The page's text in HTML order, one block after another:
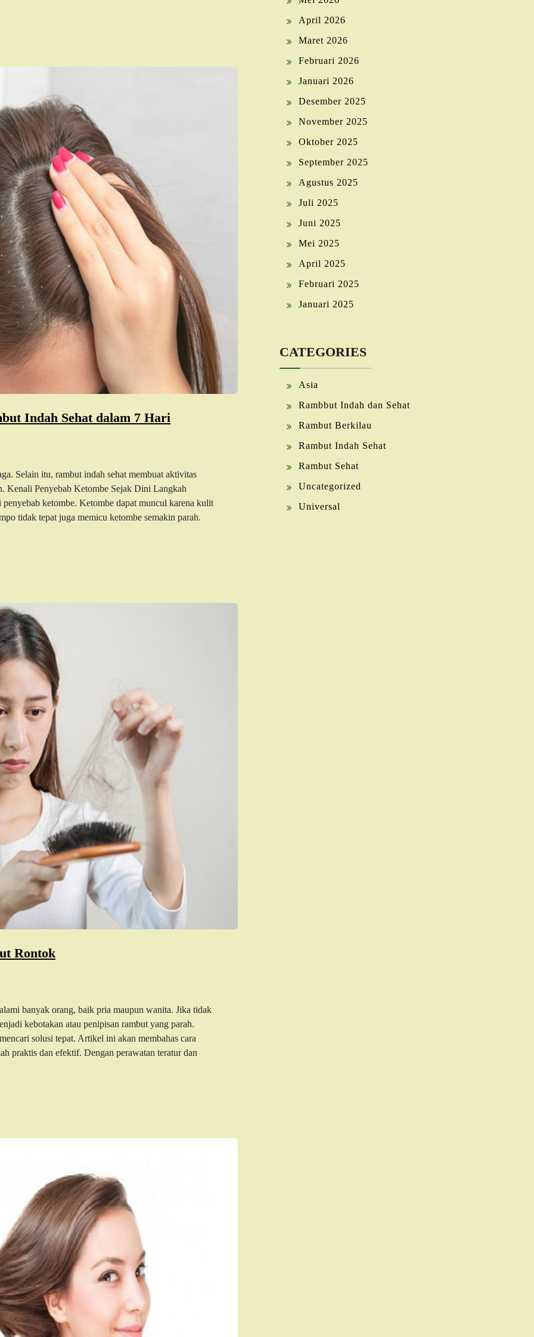
Indah Sehat dalam 7 Hari
Selain itu, rambut indah sehat membuat aktivitas
Kenali Penyebab Ketombe Sejak Dini Langkah
ketombe. Ketombe dapat muncul karena kulit
tidak tepat juga memicu ketombe semakin parah.
Rontok
banyak orang, baik pria maupun wanita. Jika tidak
kebotakan atau penipisan rambut yang parah.
solusi tepat. Artikel ini akan membahas cara
praktis dan efektif. Dengan perawatan teratur dan
April 2026
Maret 2026
Februari 2026
Januari 2026
Desember 2025
November 2025
Oktober 2025
September 2025
Agustus 2025
Juli 2025
Juni 2025
Mei 2025
April 2025
Februari 2025
Januari 2025
CATEGORIES
Asia
Rambbut Indah dan Sehat
Rambut Berkilau
Rambut Indah Sehat
Rambut Sehat
Uncategorized
Universal